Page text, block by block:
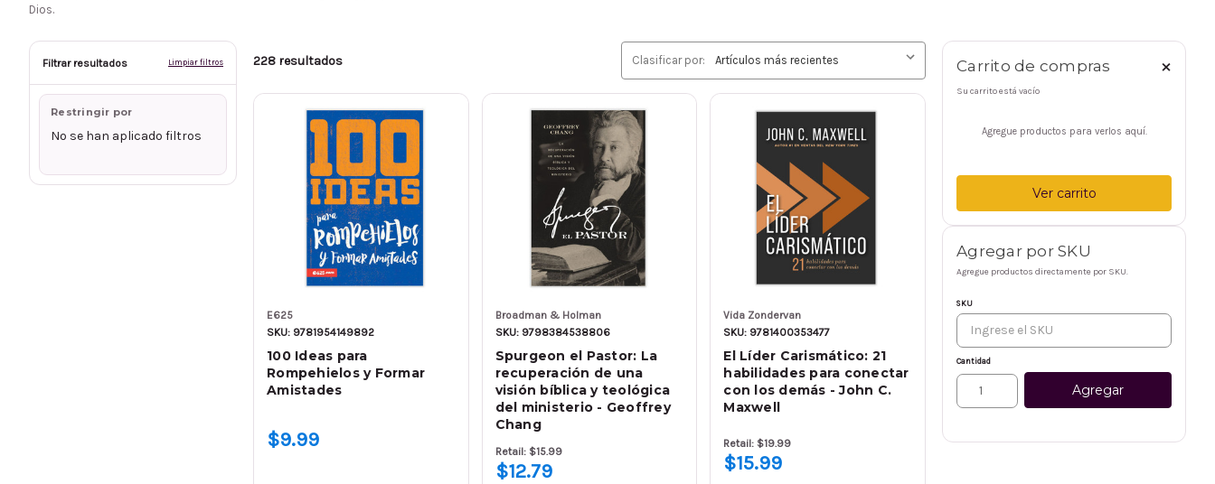
Dios.
Filtrar resultados Limpiar filtros
Restringir por
No se han aplicado filtros
228 resultados Clasificar por:
E625
SKU: 9781954149892
100 Ideas para
Rompehielos y Formar
Amistades
$9.99
Broadman & Holman
SKU: 9798384538806
Spurgeon el Pastor: La
recuperación de una
visión bíblica y teológica
del ministerio - Geoffrey
Chang
Retail: $15.99
$12.79
Vida Zondervan
SKU: 9781400353477
El Líder Carismático: 21
habilidades para conectar
con los demás - John C.
Maxwell
Retail: $19.99
$15.99
Carrito de compras
Su carrito está vacío
×
Agregue productos para verlos aquí.
Ver carrito
Agregar por SKU
Agregue productos directamente por SKU.
SKU
Cantidad
Agregar